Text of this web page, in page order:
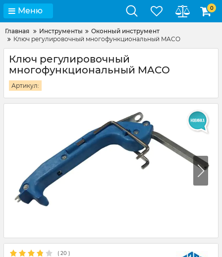
Меню 0
Главная Инструменты
Оконный инструмент
Ключ регулировочный многофункциональный MACO
Ключ регулировочный
многофункциональный MACO
Артикул:
( 20 )